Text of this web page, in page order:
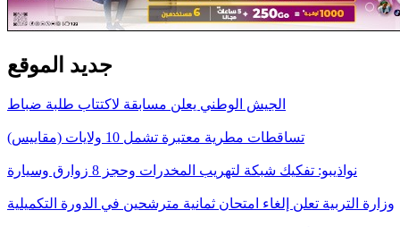
جديد الموقع
الجيش الوطني يعلن مسابقة لاكتتاب طلبة ضباط
تساقطات مطرية معتبرة تشمل 10 ولايات (مقاييس)
نواذيبو: تفكيك شبكة لتهريب المخدرات وحجز 8 زوارق وسيارة
وزارة التربية تعلن إلغاء امتحان ثمانية مترشحين في الدورة التكميلية